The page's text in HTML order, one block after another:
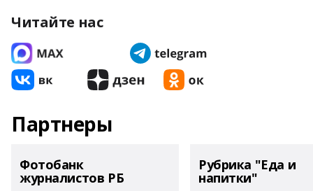
Читайте нас
Партнеры
Фотобанк
журналистов РБ
Рубрика "Еда и
напитки"